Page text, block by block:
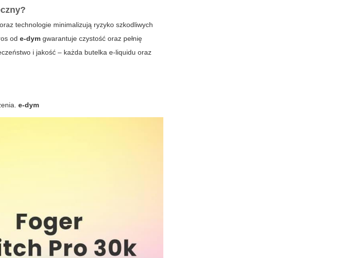
technologie minimalizują ryzyko szkodliwych
ode-dym gwarantuje czystość oraz pełnię
i jakość – każda butelka e-liquidu oraz
e-dym